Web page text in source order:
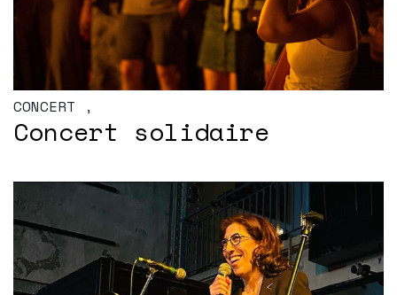
CONCERT ,
Concert solidaire